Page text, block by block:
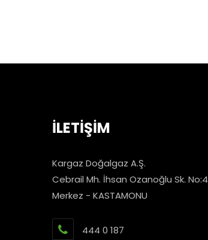
İLETİŞİM
Kargaz Doğalgaz A.Ş.
Cebrail Mh. İhsan Ozanoğlu Sk. No:4
Merkez - KASTAMONU
444 0 187